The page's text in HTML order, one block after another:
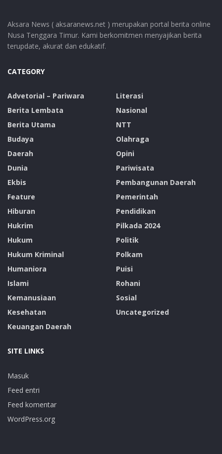
Aksara News ( aksaranews.net ) merupakan portal berita online
Nusa Tenggara Timur. Kami berkomitmen menyajikan berita
terupdate, akurat dan edukatif.
CATEGORY
Advetorial – Pariwara
Berita Lembata
Berita Utama
Budaya
Daerah
Dunia
Ekbis
Feature
Hiburan
Hukrim
Hukum
Hukum Kriminal
Humaniora
Islami
Kemanusiaan
Kesehatan
Keuangan Daerah
Literasi
Nasional
NTT
Olahraga
Opini
Pariwisata
Pembangunan Daerah
Pemerintah
Pendidikan
Pilkada 2024
Politik
Polkam
Puisi
Rohani
Sosial
Uncategorized
SITE LINKS
Masuk
Feed entri
Feed komentar
WordPress.org